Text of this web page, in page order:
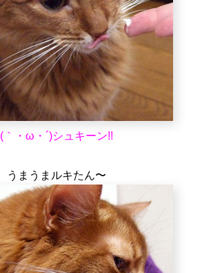
(｀・ω・´)シュキーン!!
うまうまルキたん〜